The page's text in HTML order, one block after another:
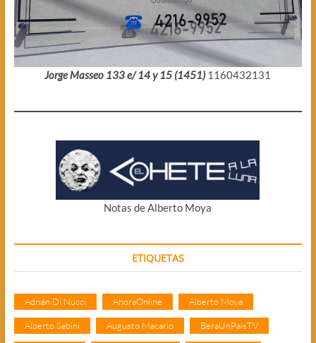
Jorge Masseo 133 e/ 14 y 15 (1451) 1160432131
Notas de Alberto Moya
ETIQUETAS
Adrián Di Nucci AhoraOnline Alberto Moya
Alberto Sabini Augusto Macario BeraUnPaisTV